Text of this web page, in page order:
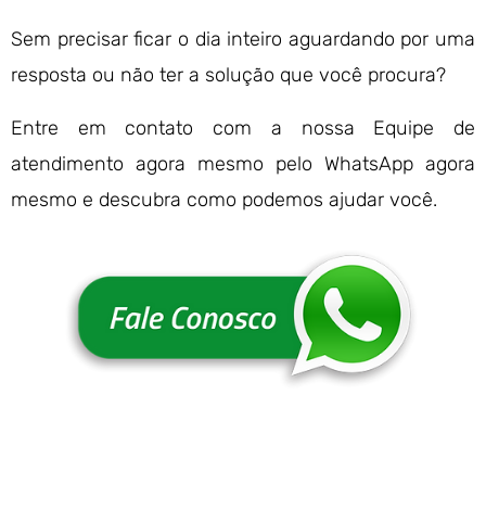
Sem precisar ficar o dia inteiro aguardando por uma
resposta ou não ter a solução que você procura?
Entre em contato com a nossa Equipe de
atendimento agora mesmo pelo WhatsApp agora
mesmo e descubra como podemos ajudar você.